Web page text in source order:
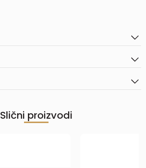
Slični proizvodi